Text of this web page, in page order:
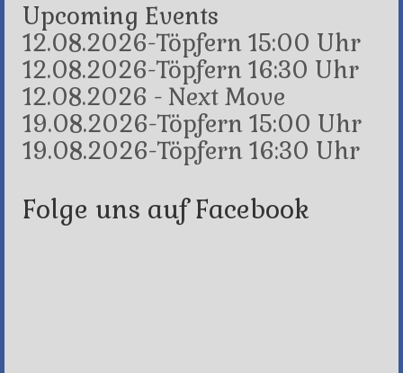
Upcoming Events
12.08.2026-Töpfern 15:00 Uhr
12.08.2026-Töpfern 16:30 Uhr
12.08.2026 - Next Move
19.08.2026-Töpfern 15:00 Uhr
19.08.2026-Töpfern 16:30 Uhr
Folge uns auf Facebook